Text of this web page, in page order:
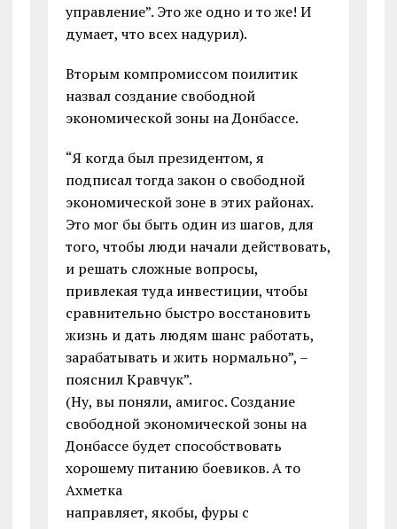
управление”. Это же одно и то же! И
думает, что всех надурил).
Вторым компромиссом поилитик
назвал создание свободной
экономической зоны на Донбассе.
“Я когда был президентом, я
подписал тогда закон о свободной
экономической зоне в этих районах.
Это мог бы быть один из шагов, для
того, чтобы люди начали действовать,
и решать сложные вопросы,
привлекая туда инвестиции, чтобы
сравнительно быстро восстановить
жизнь и дать людям шанс работать,
зарабатывать и жить нормально”, –
пояснил Кравчук”.
(Ну, вы поняли, амигос. Создание
свободной экономической зоны на
Донбассе будет способствовать
хорошему питанию боевиков. А то
Ахметка
направляет, якобы, фуры с